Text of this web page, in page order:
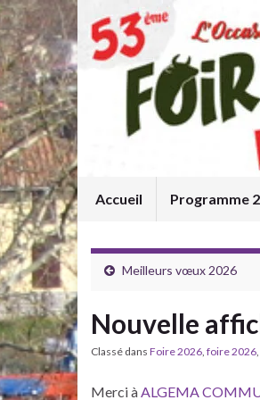
Accueil Programme
Meilleurs vœux 2026
Nouvelle
Classé dans Foire 2026, foire 2026,
Merci àALGEMA